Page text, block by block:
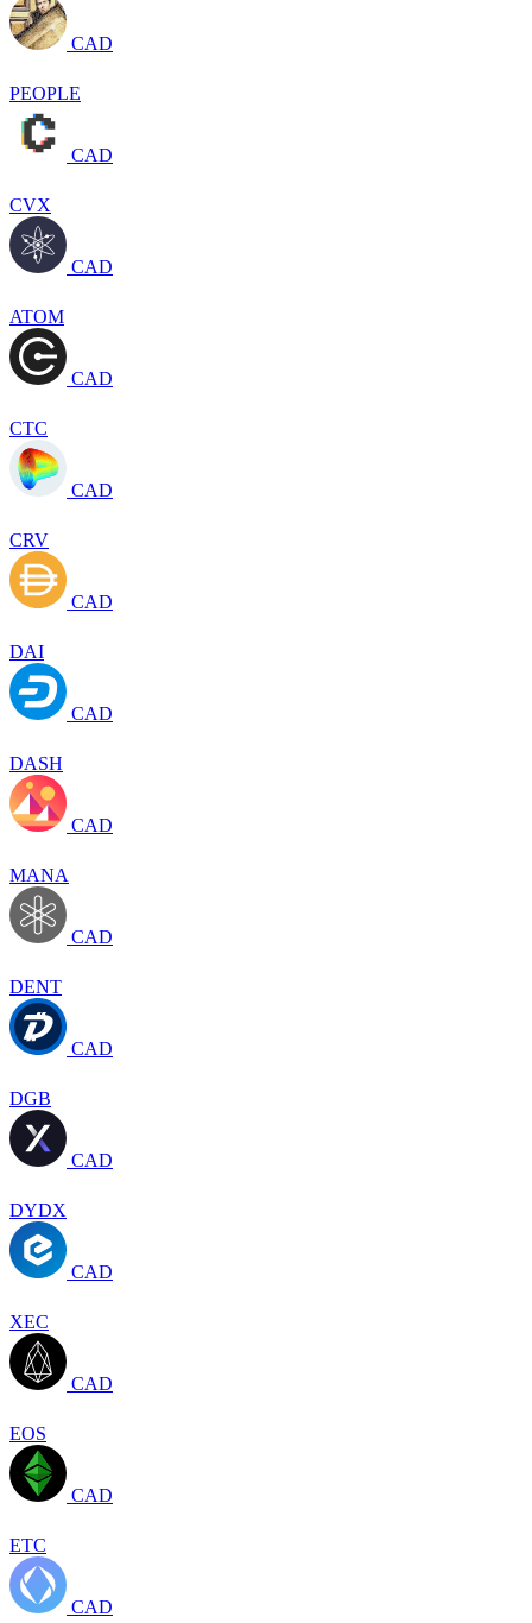
CAD
PEOPLE
CAD
CVX
CAD
ATOM
CAD
CTC
CAD
CRV
CAD
DAI
CAD
DASH
CAD
MANA
CAD
DENT
CAD
DGB
CAD
DYDX
CAD
XEC
CAD
EOS
CAD
ETC
CAD